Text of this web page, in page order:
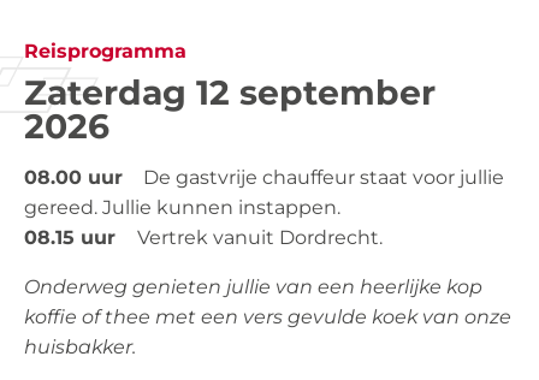
Reisprogramma
Zaterdag 12 september
2026
08.00 uur
De gastvrije chauffeur staat voor jullie
gereed. Jullie kunnen instappen.
08.15 uur
Vertrek vanuit Dordrecht.
Onderweg genieten jullie van een heerlijke kop
koffie of thee met een vers gevulde koek van onze
huisbakker.